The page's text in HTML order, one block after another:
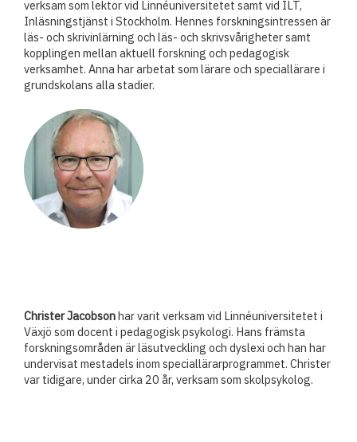
verksam som lektor vid Linnéuniversitetet samt vid ILT,
Inläsningstjänst i Stockholm. Hennes forskningsintressen är
läs- och skrivinlärning och läs- och skrivsvårigheter samt
kopplingen mellan aktuell forskning och pedagogisk
verksamhet. Anna har arbetat som lärare och speciallärare i
grundskolans alla stadier.
Christer Jacobsonhar varit verksam vid Linnéuniversitetet i
Växjö som docent i pedagogisk psykologi. Hans främsta
forskningsområden är läsutveckling och dyslexi och han har
undervisat mestadels inom speciallärarprogrammet. Christer
var tidigare, under cirka 20 år, verksam som skolpsykolog.